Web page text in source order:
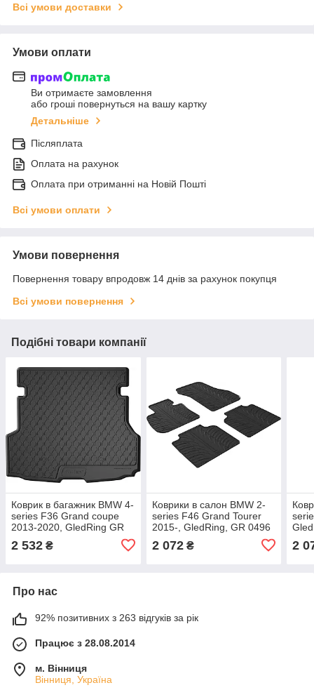
Всі умови доставки
Умови оплати
Ви отримаєте замовлення
або гроші повернуться на вашу картку
Детальніше
Післяплата
Оплата на рахунок
Оплата при отриманні на Новій Пошті
Всі умови оплати
Умови повернення
Повернення товару впродовж 14 днів за рахунок покупця
Всі умови повернення
Подібні товари компанії
Коврик в багажник BMW 4-
series F36 Grand coupe
2013-2020, GledRing GR
2 532 ₴
Коврики в салон BMW 2-
series F46 Grand Tourer
2015-, GledRing, GR 0496
2 072₴ 2
Про нас
92% позитивних з 263 відгуків за рік
Працює з 28.08.2014
м. Вінниця
Вінниця, Україна